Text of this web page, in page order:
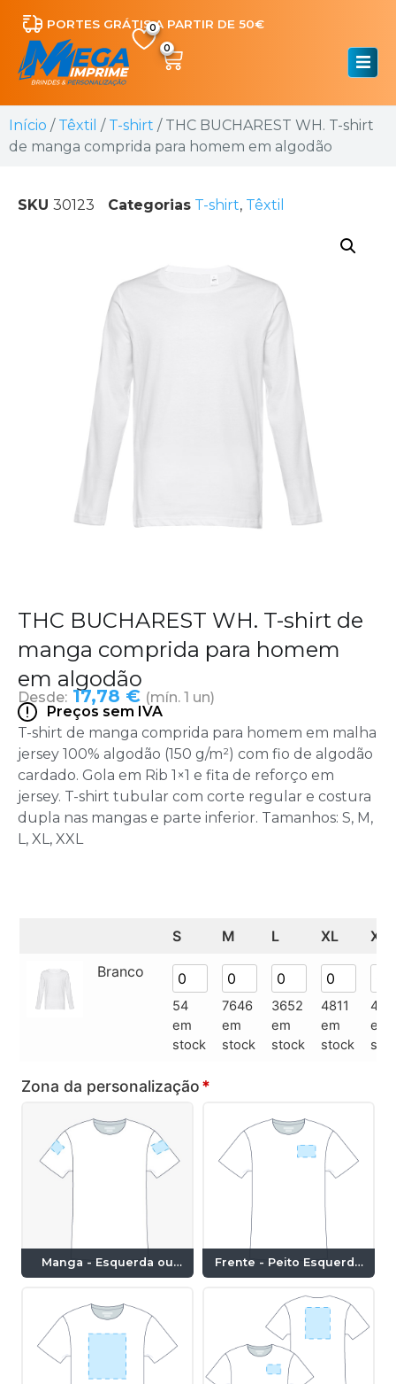
PORTES GRÁTIS A PARTIR DE 50€
0
Início / Têxtil / T-shirt / THC BUCHAREST WH. T-shirt
de manga comprida para homem em algodão
SKU 30123 Categorias T-shirt, Têxtil
THC BUCHAREST WH. T-shirt de
manga comprida para homem
em algodão
Desde: 17,78 € (mín. 1 un)
Preços sem IVA
T-shirt de manga comprida para homem em malha
jersey 100% algodão (150 g/m²) com fio de algodão
cardado. Gola em Rib 1×1 e fita de reforço em
jersey. T-shirt tubular com corte regular e costura
dupla nas mangas e parte inferior. Tamanhos: S, M,
L, XL, XXL
S M L XL
Branco
54
em
stock
7646
em
stock
3652
em
stock
4811
em
stock
493
em
Zona da personalização*
Manga - Esquerda ou
Direita (10x7cm)
Frente - Peito Esquerdo
(10x7cm)